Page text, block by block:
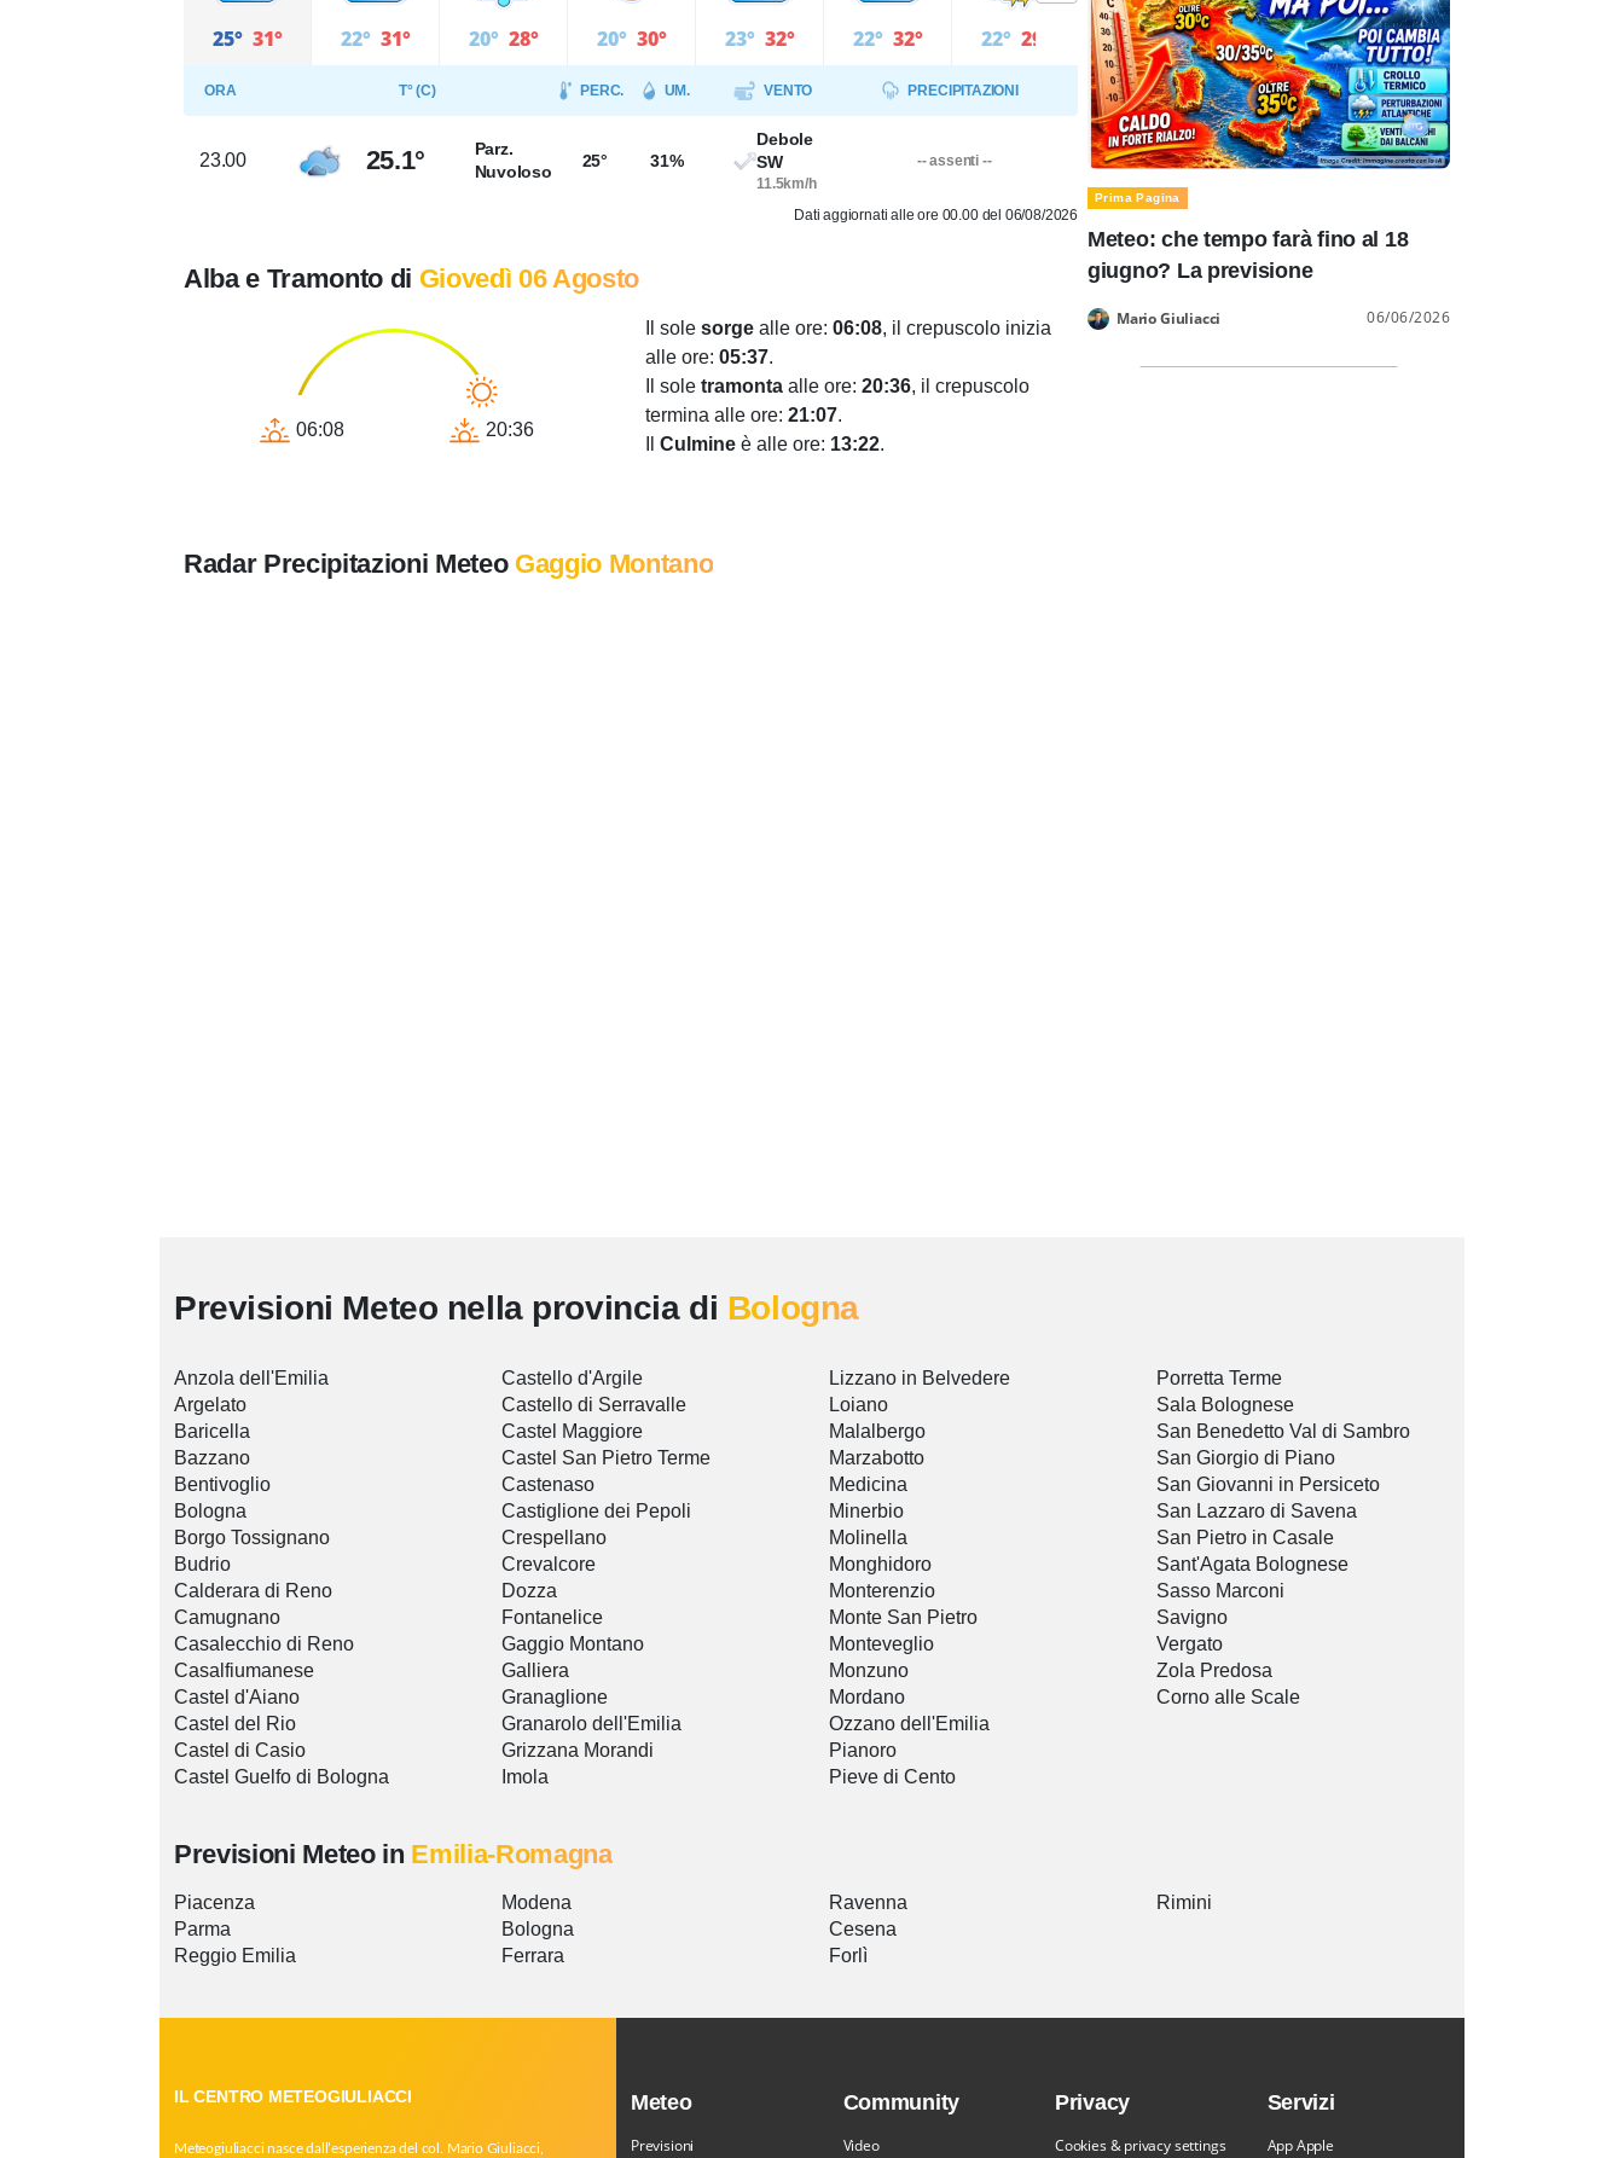
25° 31° 22° 31° 20° 28° 20° 30° 23° 32° 22° 32° 22° 29°
ORA T° (C) PERC. UM. VENTO PRECIPITAZIONI
23.00 25.1°
Parz.
Nuvoloso
25° 31%
Debole
SW
11.5km/h
-- assenti --
Dati aggiornati alle ore 00.00 del 06/08/2026
Alba e Tramonto di Giovedì 06 Agosto
06:08 20:36
Il sole sorge alle ore: 06:08, il crepuscolo inizia
alle ore: 05:37.
Il sole tramonta alle ore: 20:36, il crepuscolo
termina alle ore: 21:07.
Culmine è alle ore: 13:22.
Radar Precipitazioni Meteo Gaggio Montano
Prima Pagina
Meteo: che tempo farà fino al 18
giugno? La previsione
Mario Giuliacci 06/06/2026
Previsioni Meteo nella provincia di Bologna
Anzola dell'Emilia
Argelato
Baricella
Bazzano
Bentivoglio
Bologna
Borgo Tossignano
Budrio
Calderara di Reno
Camugnano
Casalecchio di Reno
Casalfiumanese
Castel d'Aiano
Castel del Rio
Castel di Casio
Castel Guelfo di Bologna
Castello d'Argile
Castello di Serravalle
Castel Maggiore
Castel San Pietro Terme
Castenaso
Castiglione dei Pepoli
Crespellano
Crevalcore
Dozza
Fontanelice
Gaggio Montano
Galliera
Granaglione
Granarolo dell'Emilia
Grizzana Morandi
Imola
Lizzano in Belvedere
Loiano
Malalbergo
Marzabotto
Medicina
Minerbio
Molinella
Monghidoro
Monterenzio
Monte San Pietro
Monteveglio
Monzuno
Mordano
Ozzano dell'Emilia
Pianoro
Pieve di Cento
Porretta Terme
Sala Bolognese
San Benedetto Val di Sambro
San Giorgio di Piano
San Giovanni in Persiceto
San Lazzaro di Savena
San Pietro in Casale
Sant'Agata Bolognese
Sasso Marconi
Savigno
Vergato
Zola Predosa
Corno alle Scale
Previsioni Meteo in Emilia-Romagna
Piacenza
Parma
Reggio Emilia
Modena
Bologna
Ferrara
Ravenna
Cesena
Forlì
Rimini
IL CENTRO METEOGIULIACCI
Meteogiuliacci nasce dall’esperienza del col. Mario Giuliacci,
Meteo
Previsioni
Community
Video
Privacy
Cookies & privacy settings
Servizi
App Apple